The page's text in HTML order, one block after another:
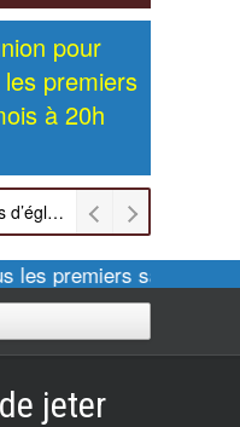
pour
premiers
à 20h
Actuellement nos réunions d’église sont retransmises sur ZOOM les dimanches à 11h et vendredis à 20h00
les premiers samedis
jeter